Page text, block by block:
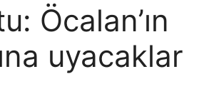
Öcalan’ın
uyacaklar